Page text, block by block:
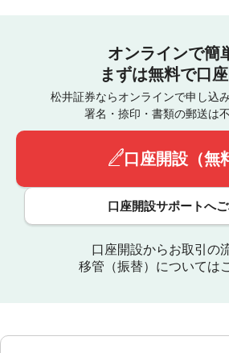
オンラインで簡
まずは無料で口
松井証券ならオンラインで申し込
署名・捺印・書類の郵送は不
口座開設（無
口座開設サポートへ
口座開設からお取引の
移管（振替）については